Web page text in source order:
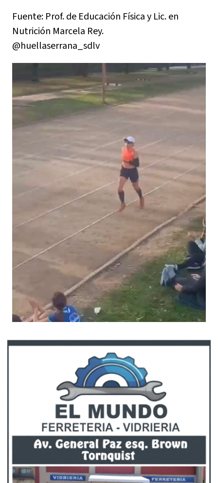
Fuente: Prof. de Educación Física y Lic. en
Nutrición Marcela Rey.
@huellaserrana_sdlv